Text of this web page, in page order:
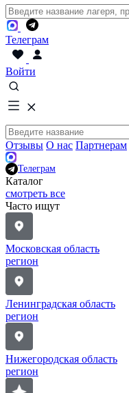
Телеграм
Войти
Отзывы О нас Партнерам
Телеграм
Каталог
смотреть все
Часто ищут
Московская область
регион
Ленинградская область
регион
Нижегородская область
регион